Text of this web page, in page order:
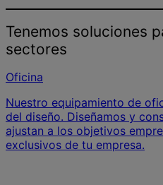
Tenemos soluciones
sectores
Oficina
Nuestro equipamiento de
del diseño. Diseñamos y
ajustan a los objetivos
exclusivos de tu empresa.